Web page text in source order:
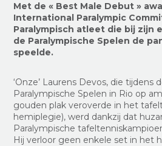
Met de « Best Male Debut »
International Paralympic
Paralympisch atleet die bij zijn
de Paralympische Spelen de
speelde.
‘Onze’ Laurens Devos, die tijdens
Paralympische Spelen in Rio op
gouden plak veroverde in het
hemiplegie), werd dankzij dat
Paralympische
Hij verloor geen enkele set in het